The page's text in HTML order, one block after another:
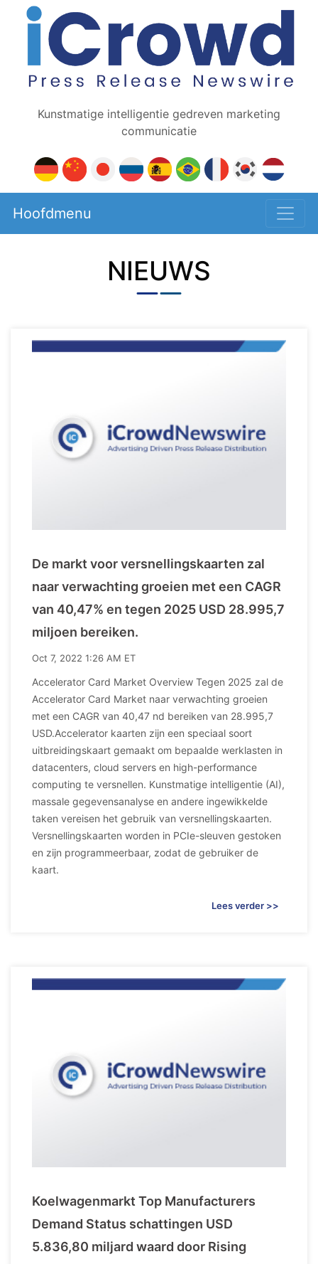
Kunstmatige intelligentie gedreven marketing
communicatie
Hoofdmenu
NIEUWS
De markt voor versnellingskaarten zal
naar verwachting groeien met een CAGR
van 40,47% en tegen 2025 USD 28.995,7
miljoen bereiken.
Oct 7, 2022 1:26 AM ET
Accelerator Card Market Overview Tegen 2025 zal de
Accelerator Card Market naar verwachting groeien
met een CAGR van 40,47 nd bereiken van 28.995,7
USD.Accelerator kaarten zijn een speciaal soort
uitbreidingskaart gemaakt om bepaalde werklasten in
datacenters, cloud servers en high-performance
computing te versnellen. Kunstmatige intelligentie (AI),
massale gegevensanalyse en andere ingewikkelde
taken vereisen het gebruik van versnellingskaarten.
Versnellingskaarten worden in PCIe-sleuven gestoken
en zijn programmeerbaar, zodat de gebruiker de
kaart.
Lees verder >>
Koelwagenmarkt Top Manufacturers
Demand Status schattingen USD
5.836,80 miljard waard door Rising